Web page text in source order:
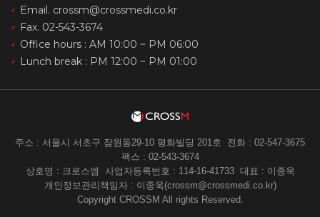
Email. crossm@crossmedi.co.kr
Fax. 02-543-3674
Office hours : AM 10:00 ~ PM 06:00
Lunch break : PM 12:00 ~ PM 01:00
주소 : 서울시 서초구 잠원동29-10 평화빌딩 201호
전화 : 02-547-3675
팩스 : 02-543-3674
상호명 : 크로스엠
사업자등록번호 : 114-16-41733 대표 : 이종욱
개인정보관리책임자 : 이종욱(crossm@crossmedi.co.kr)
Copyright CROSSM All rights Reserved.